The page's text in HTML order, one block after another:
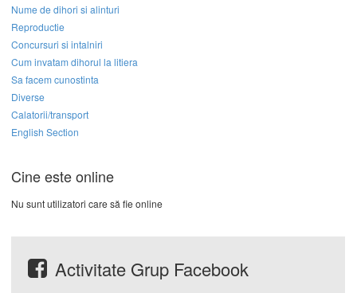
Nume de dihori si alinturi
Reproductie
Concursuri si intalniri
Cum invatam dihorul la litiera
Sa facem cunostinta
Diverse
Calatorii/transport
English Section
Cine este online
Nu sunt utilizatori care să fie online
Activitate Grup Facebook